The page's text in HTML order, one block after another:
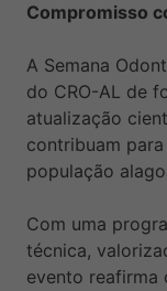
Compromisso
A Semana
do CRO-AL de
atualização
contribuam
população
Com uma
técnica,
evento reafirma